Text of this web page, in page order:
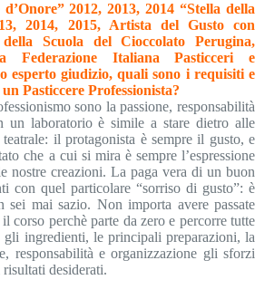
2012, 2013, 2014 “Stella della
2014, 2015, Artista del Gusto con
Scuola del Cioccolato Perugina,
Federazione Italiana Pasticceri e
esperto giudizio, quali sono i requisiti e
Pasticcere Professionista?
sono la passione, responsabilità
un laboratorio è simile a stare dietro alle
il protagonista è sempre il gusto, e
che a cui si mira è sempre l’espressione
nostre creazioni. La paga vera di un buon
con quel particolare “sorriso di gusto”: è
sei mai sazio. Non importa avere passate
corso perchè parte da zero e percorre tutte
gli ingredienti, le principali preparazioni, la
responsabilità e organizzazione gli sforzi
desiderati.